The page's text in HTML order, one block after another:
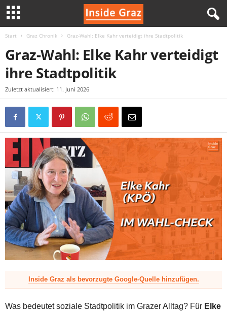
Start Graz Chronik Graz-Wahl: Elke Kahr verteidigt ihre Stadtpolitik
Graz-Wahl: Elke Kahr verteidigt
ihre Stadtpolitik
Zuletzt aktualisiert: 11. Juni 2026
Inside Graz als bevorzugte Google-Quelle hinzufügen.
Was bedeutet soziale Stadtpolitik im Grazer Alltag? Für Elke